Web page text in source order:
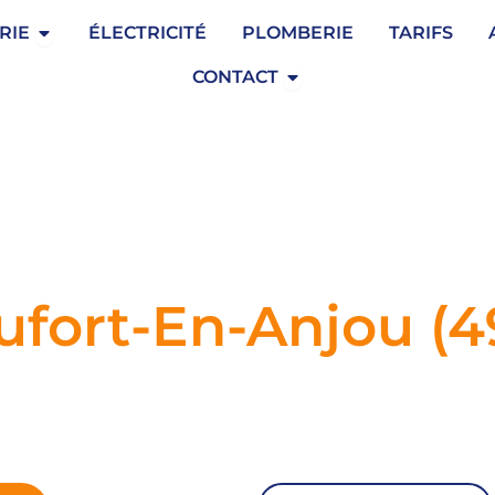
Ouvrir Serrurerie
ÉLECTRICITÉ PLOMBERIE TARIFS
CONTACT Ouvrir Contact
En-Anjou